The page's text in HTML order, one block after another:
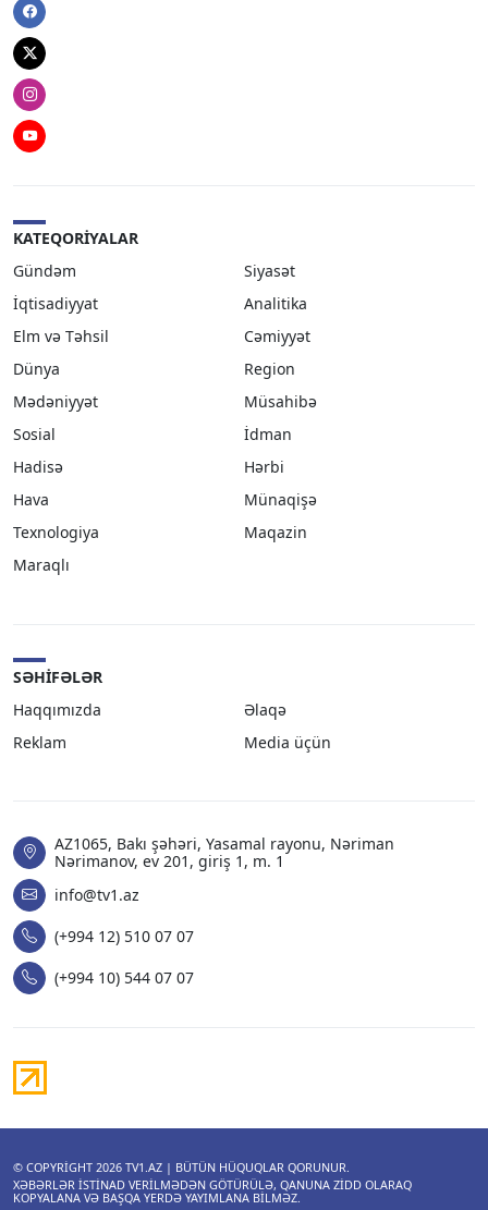
Facebook
Twitter
Instagram
Youtube
KATEQORIYALAR
Gündəm
Siyasət
İqtisadiyyat
Analitika
Elm və Təhsil
Cəmiyyət
Dünya
Region
Mədəniyyət
Müsahibə
Sosial
İdman
Hadisə
Hərbi
Hava
Münaqişə
Texnologiya
Maqazin
Maraqlı
SƏHIFƏLƏR
Haqqımızda
Əlaqə
Reklam
Media üçün
AZ1065, Bakı şəhəri, Yasamal rayonu, Nəriman
Nərimanov, ev 201, giriş 1, m. 1
info@tv1.az
(+994 12) 510 07 07
(+994 10) 544 07 07
© COPYRIGHT 2026 TV1.AZ | BÜTÜN HÜQUQLAR QORUNUR.
XƏBƏRLƏR ISTINAD VERILMƏDƏN GÖTÜRÜLƏ, QANUNA ZIDD OLARAQ
KOPYALANA VƏ BAŞQA YERDƏ YAYIMLANA BILMƏZ.